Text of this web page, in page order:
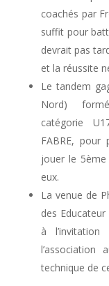
coachés par
suffit pour
devrait pas
et la réussite
Le tandem
Nord)
catégorie
FABRE, pour
jouer le
eux.
La venue de
des
à
technique de